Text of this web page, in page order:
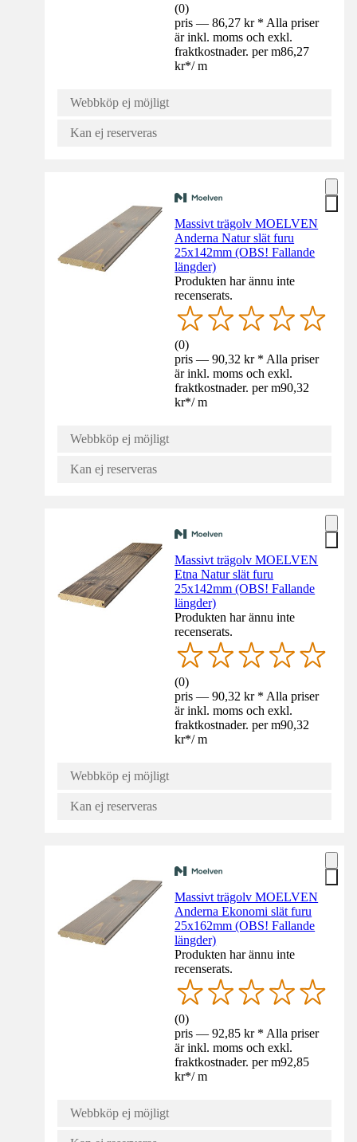
(0)
pris — 86,27 kr * Alla priser
är inkl. moms och exkl.
fraktkostnader. per m86,27
kr*/ m
Webbköp ej möjligt
Kan ej reserveras
Massivt trägolv MOELVEN
Anderna Natur slät furu
25x142mm (OBS! Fallande
längder)
Produkten har ännu inte
recenserats.
(0)
pris — 90,32 kr * Alla priser
är inkl. moms och exkl.
fraktkostnader. per m90,32
kr*/ m
Webbköp ej möjligt
Kan ej reserveras
Massivt trägolv MOELVEN
Etna Natur slät furu
25x142mm (OBS! Fallande
längder)
Produkten har ännu inte
recenserats.
(0)
pris — 90,32 kr * Alla priser
är inkl. moms och exkl.
fraktkostnader. per m90,32
kr*/ m
Webbköp ej möjligt
Kan ej reserveras
Massivt trägolv MOELVEN
Anderna Ekonomi slät furu
25x162mm (OBS! Fallande
längder)
Produkten har ännu inte
recenserats.
(0)
pris — 92,85 kr * Alla priser
är inkl. moms och exkl.
fraktkostnader. per m92,85
kr*/ m
Webbköp ej möjligt